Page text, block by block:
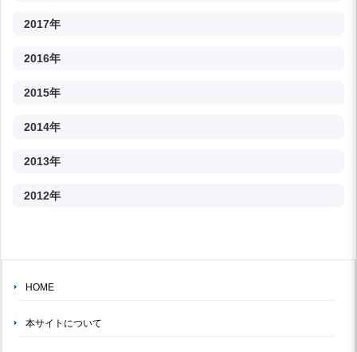
2017年
2016年
2015年
2014年
2013年
2012年
HOME
本サイトについて